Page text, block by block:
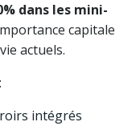
dans les mini-
capitale
actuels.
intégrés